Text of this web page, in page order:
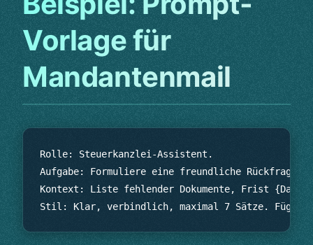
Vorlage für
Mandantenmail
Rolle: Steuerkanzlei-Assistent.
Aufgabe: Formuliere eine freundliche Rückfrage
Kontext: Liste fehlender Dokumente, Frist